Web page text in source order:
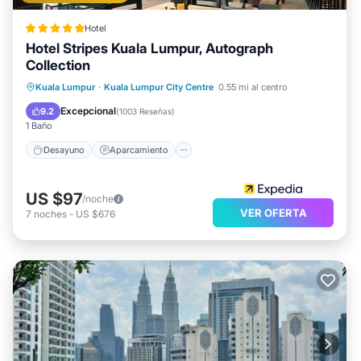
Hotel
Hotel Stripes Kuala Lumpur, Autograph
Collection
Kuala Lumpur · Kuala Lumpur City Centre 0.55 mi al centro
9.2 Excepcional(1003 Reseñas)
1 Baño
Desayuno Aparcamiento
Desayuno Aparcamiento
Piscina
Balcón/Terraza
US $97/noche
7 noches - US $676 VER OFERTA